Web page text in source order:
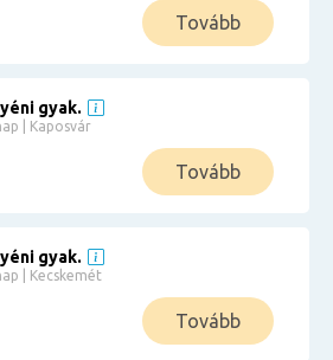
Tovább
gyak.
| Kaposvár
Tovább
gyak.
| Kecskemét
Tovább